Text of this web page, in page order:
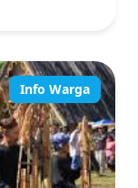
Info Warga